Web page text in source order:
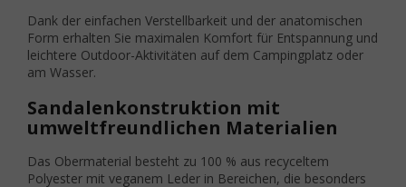
Dank der einfachen Verstellbarkeit und der anatomischen
Form erhalten Sie maximalen Komfort für Entspannung und
leichtere Outdoor-Aktivitäten auf dem Campingplatz oder
am Wasser.
Sandalenkonstruktion mit
umweltfreundlichen Materialien
Das Obermaterial besteht zu 100 % aus recyceltem
Polyester mit veganem Leder in Bereichen, die besonders